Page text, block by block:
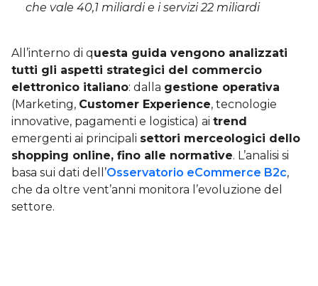
che vale 40,1 miliardi e i servizi 22 miliardi
All’interno di questa guida vengono analizzati
tutti gli aspetti strategici del commercio
elettronico italiano: dalla gestione operativa
(Marketing, Customer Experience, tecnologie
innovative, pagamenti e logistica) ai trend
emergenti ai principali settori merceologici dello
shopping online, fino alle normative. L’analisi si
basa sui dati dell’Osservatorio eCommerce B2c,
che da oltre vent’anni monitora l’evoluzione del
settore.